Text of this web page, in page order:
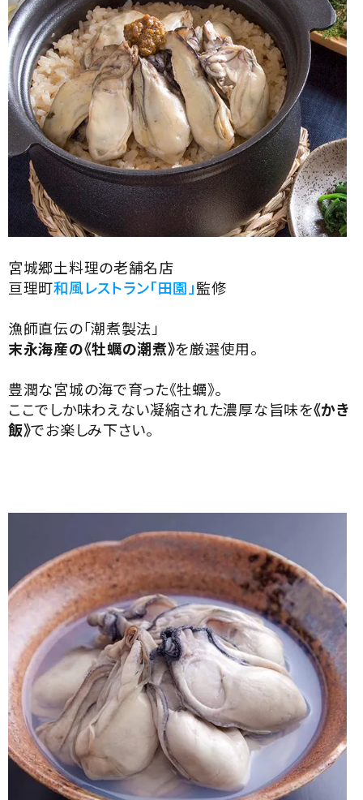
宮城郷土料理の老舗名店
亘理町和風レストラン「田園」監修
漁師直伝の「潮煮製法」
末永海産の《牡蠣の潮煮》を厳選使用。
豊潤な宮城の海で育った《牡蠣》。
ここでしか味わえない凝縮された濃厚な旨味を《かき
飯》でお楽しみ下さい。